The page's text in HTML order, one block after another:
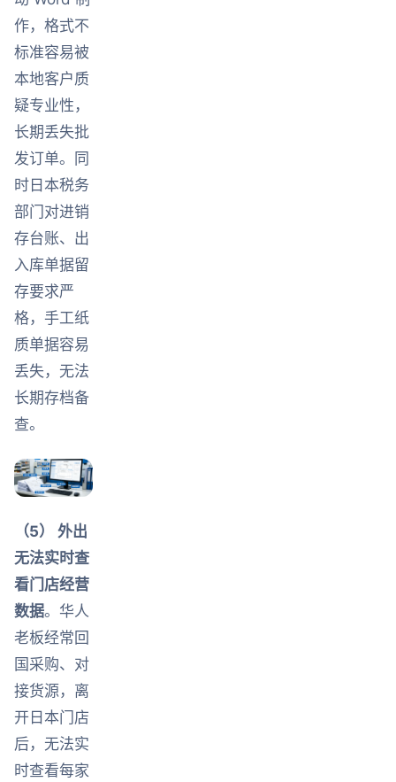
作，格式不
标准容易被
本地客户质
疑专业性，
长期丢失批
发订单。同
时日本税务
部门对进销
存台账、出
入库单据留
存要求严
格，手工纸
质单据容易
丢失，无法
长期存档备
查。
（5） 外出
无法实时查
看门店经营
数据。华人
老板经常回
国采购、对
接货源，离
开日本门店
后，无法实
时查看每家